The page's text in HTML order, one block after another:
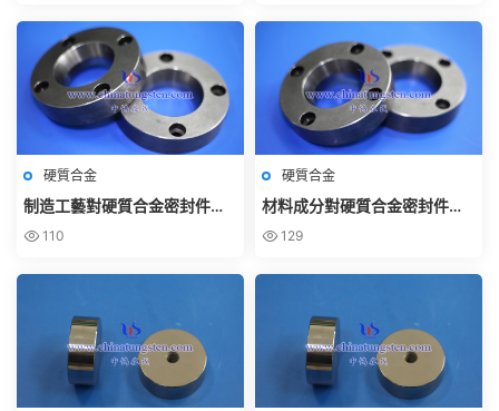
硬質合金
制造工藝對硬質合金密封件性
能的影響
110
硬質合金
材料成分對硬質合金密封件性
能的影響
129